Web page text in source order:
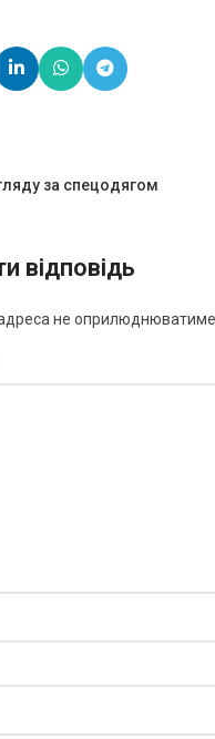
за спецодягом
відповідь
не